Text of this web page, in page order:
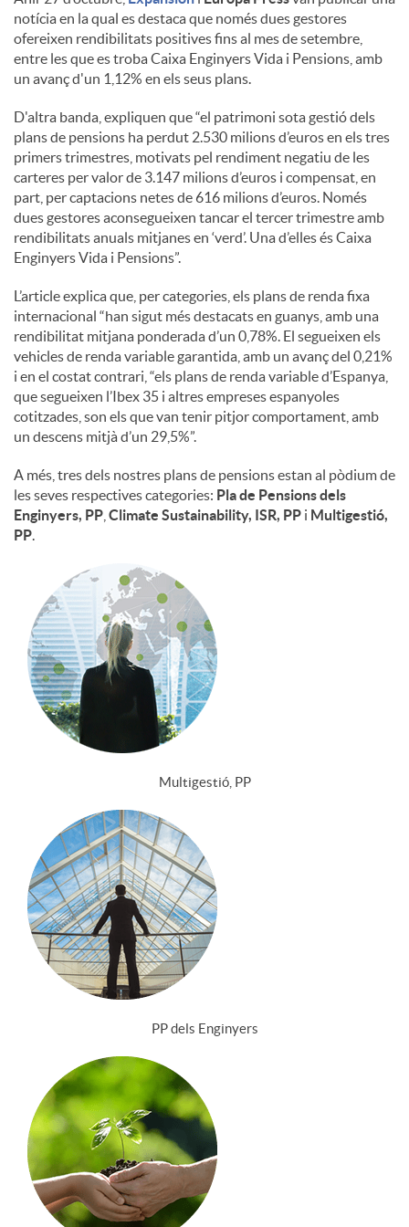
notícia en la qual es destaca que només dues gestores
ofereixen rendibilitats positives fins al mes de setembre,
entre les que es troba Caixa Enginyers Vida i Pensions, amb
un avanç d'un 1,12% en els seus plans.
D'altra banda, expliquen que “el patrimoni sota gestió dels
plans de pensions ha perdut 2.530 milions d’euros en els tres
primers trimestres, motivats pel rendiment negatiu de les
carteres per valor de 3.147 milions d’euros i compensat, en
part, per captacions netes de 616 milions d’euros. Només
dues gestores aconsegueixen tancar el tercer trimestre amb
rendibilitats anuals mitjanes en ‘verd’. Una d’elles és Caixa
Enginyers Vida i Pensions”.
L’article explica que, per categories, els plans de renda fixa
internacional “han sigut més destacats en guanys, amb una
rendibilitat mitjana ponderada d’un 0,78%. El segueixen els
vehicles de renda variable garantida, amb un avanç del 0,21%
i en el costat contrari, “els plans de renda variable d’Espanya,
que segueixen l’Ibex 35 i altres empreses espanyoles
cotitzades, son els que van tenir pitjor comportament, amb
un descens mitjà d’un 29,5%”.
A més, tres dels nostres plans de pensions estan al pòdium de
les seves respectives categories: Pla de Pensions dels
Enginyers, PP Climate Sustainability, ISR, PP i Multigestió,
PP.
Multigestió, PP
PP dels Enginyers